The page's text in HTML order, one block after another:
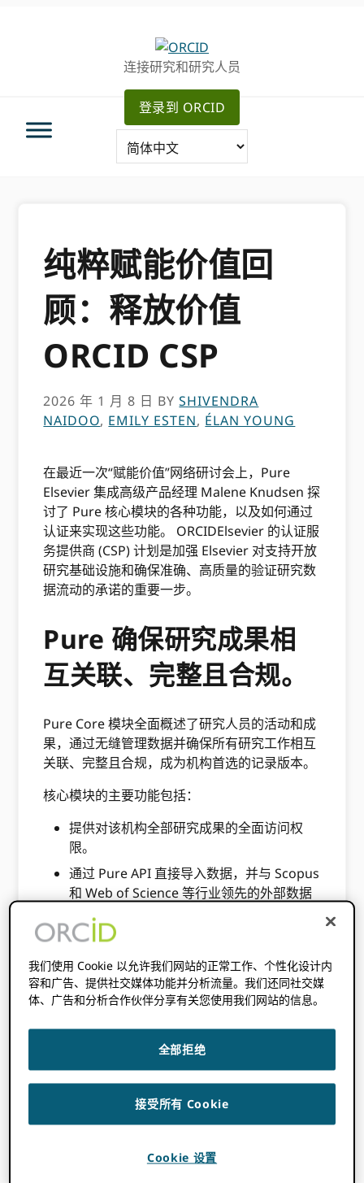
连接研究和研究人员
登录到 ORCID
纯粹赋能价值回
顾：释放价值
ORCID CSP
2026 年 1 月 8 日 BYSHIVENDRA
NAIDOO, EMILY ESTEN, ÉLAN YOUNG
在最近一次“赋能价值”网络研讨会上，Pure
Elsevier 集成高级产品经理 Malene Knudsen 探
讨了 Pure 核心模块的各种功能，以及如何通过
认证来实现这些功能。 ORCIDElsevier 的认证服
务提供商 (CSP) 计划是加强 Elsevier 对支持开放
研究基础设施和确保准确、高质量的验证研究数
据流动的承诺的重要一步。
Pure 确保研究成果相
互关联、完整且合规。
Pure Core 模块全面概述了研究人员的活动和成
果，通过无缝管理数据并确保所有研究工作相互
关联、完整且合规，成为机构首选的记录版本。
核心模块的主要功能包括：
提供对该机构全部研究成果的全面访问权
限。
通过 Pure API 直接导入数据，并与 Scopus
和 Web of Science 等行业领先的外部数据
利用验证和去重工作流程来维护准确、高质
量和最新的导入数据。
除了核心模块外，Pure 还提供其他模块，包括
我们使用 Cookie 以允许我们网站的正常工作、个性化设计内
容和广告、提供社交媒体功能并分析流量。我们还同社交媒
体、广告和分析合作伙伴分享有关您使用我们网站的信息。
全部拒绝
接受所有 Cookie
Cookie 设置